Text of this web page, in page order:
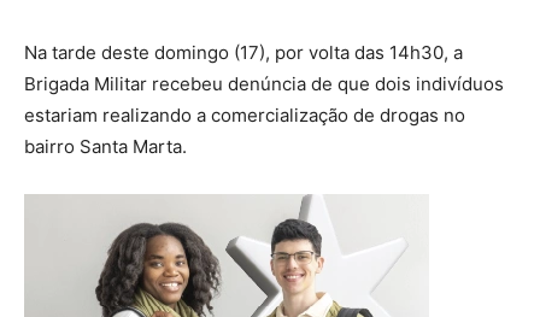
Na tarde deste domingo (17), por volta das 14h30, a
Brigada Militar recebeu denúncia de que dois indivíduos
estariam realizando a comercialização de drogas no
bairro Santa Marta.